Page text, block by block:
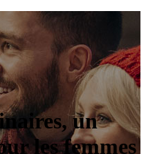
un
les femmes